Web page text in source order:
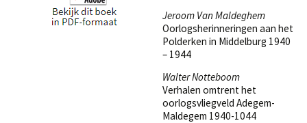
Jeroom Van Maldeghem
Oorlogsherinneringen aan het
Polderken in Middelburg 1940
– 1944
Walter Notteboom
Verhalen omtrent het
oorlogsvliegveld Adegem-
Maldegem 1940-1044